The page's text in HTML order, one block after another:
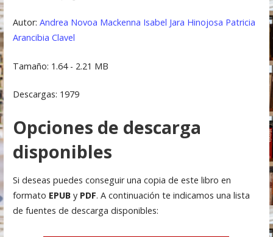
Autor: Andrea Novoa Mackenna Isabel Jara Hinojosa Patricia
Arancibia Clavel
Tamaño: 1.64 - 2.21 MB
Descargas: 1979
Opciones de descarga
disponibles
Si deseas puedes conseguir una copia de este libro en
formato EPUBy PDF. A continuación te indicamos una lista
de fuentes de descarga disponibles: